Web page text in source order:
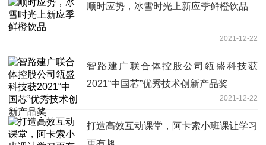
顺时应势，冰雪时光上新应季鲜橙饮品
2021-12-22
智路建广联合体控股公司瓴盛科技获
2021“中国芯”优秀技术创新产品奖
2021-12-22
打造高效互动课堂，阿卡索小班课让学习